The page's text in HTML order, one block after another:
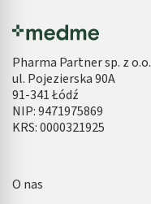
Pharma Partner sp. z o.o.
ul. Pojezierska 90A
91-341 Łódź
NIP: 9471975869
KRS: 0000321925
O nas